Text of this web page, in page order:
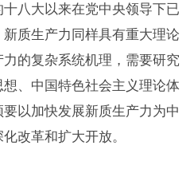
八大以来在党中央领导下已
质生产力同样具有重大理论
的复杂系统机理，需要研究
、中国特色社会主义理论体
以加快发展新质生产力为中
改革和扩大开放。